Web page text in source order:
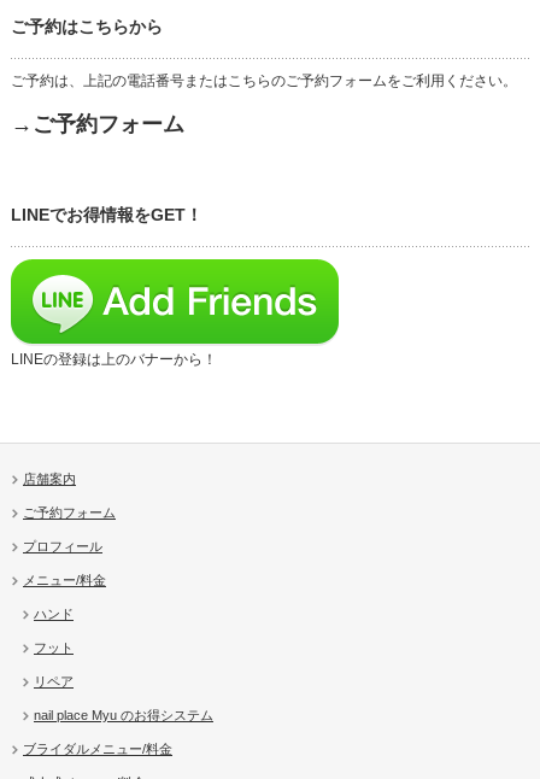
ご予約はこちらから
ご予約は、上記の電話番号またはこちらのご予約フォームをご利用ください。
→ご予約フォーム
LINEでお得情報をGET！
LINEの登録は上のバナーから！
店舗案内
ご予約フォーム
プロフィール
メニュー/料金
ハンド
フット
リペア
nail place Myu のお得システム
ブライダルメニュー/料金